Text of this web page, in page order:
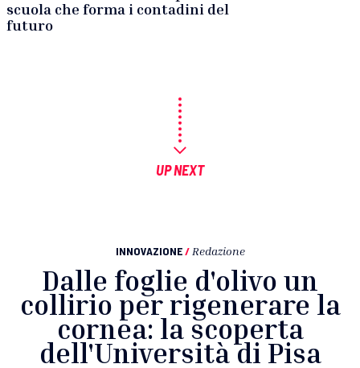
scuola che forma i contadini del
futuro
UP NEXT
INNOVAZIONE / Redazione
Dalle foglie d'olivo un
collirio per rigenerare la
cornea: la scoperta
dell'Università di Pisa